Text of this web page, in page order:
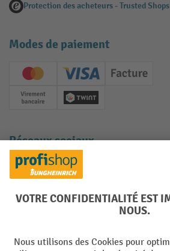
Protection des acheteurs - Trusted Shops
Modes de paiement
Creditcard (Master)Creditcard (Visa)
Facture
Paiement anticipé
Twint
Réseaux sociaux
Facebook
YouTube
LinkedInInstagram